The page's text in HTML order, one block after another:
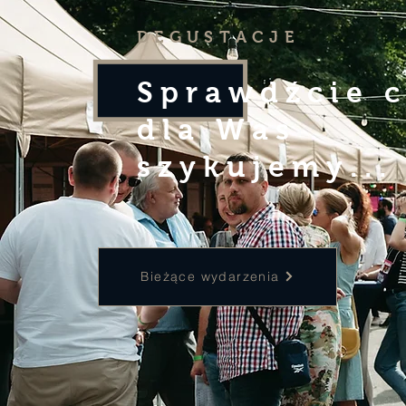
Sprawdźcie
dla Was
szykujemy...
DEGUSTACJE
Bieżące wydarzenia